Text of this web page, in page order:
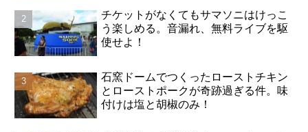
チケットがなくてもサマソニはけっこ
う楽しめる。音漏れ、無料ライブを駆
使せよ！
石窯ドームでつくったローストチキン
とローストポークが奇跡過ぎる件。味
付けは塩と胡椒のみ！